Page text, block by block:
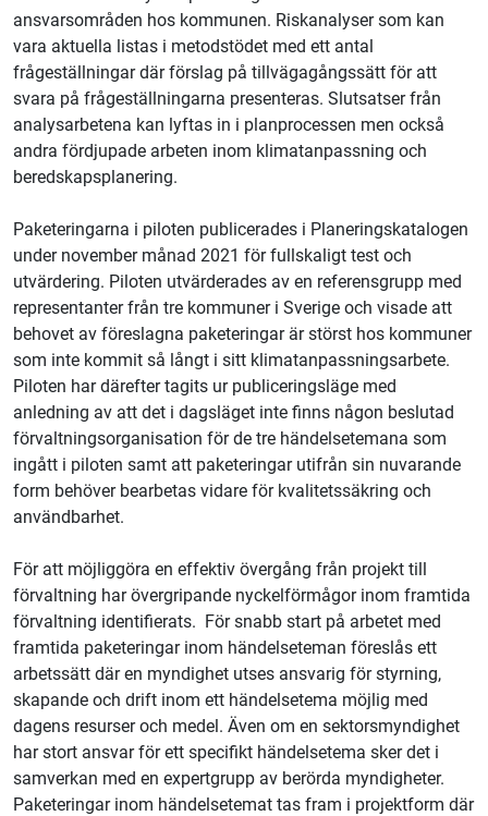
ansvarsområden hos kommunen. Riskanalyser som kan
vara aktuella listas i metodstödet med ett antal
frågeställningar där förslag på tillvägagångssätt för att
svara på frågeställningarna presenteras. Slutsatser från
analysarbetena kan lyftas in i planprocessen men också
andra fördjupade arbeten inom klimatanpassning och
beredskapsplanering.
Paketeringarna i piloten publicerades i Planeringskatalogen
under november månad 2021 för fullskaligt test och
utvärdering. Piloten utvärderades av en referensgrupp med
representanter från tre kommuner i Sverige och visade att
behovet av föreslagna paketeringar är störst hos kommuner
som inte kommit så långt i sitt klimatanpassningsarbete.
Piloten har därefter tagits ur publiceringsläge med
anledning av att det i dagsläget inte finns någon beslutad
förvaltningsorganisation för de tre händelsetemana som
ingått i piloten samt att paketeringar utifrån sin nuvarande
form behöver bearbetas vidare för kvalitetssäkring och
användbarhet.
För att möjliggöra en effektiv övergång från projekt till
förvaltning har övergripande nyckelförmågor inom framtida
förvaltning identifierats. För snabb start på arbetet med
framtida paketeringar inom händelseteman föreslås ett
arbetssätt där en myndighet utses ansvarig för styrning,
skapande och drift inom ett händelsetema möjlig med
dagens resurser och medel. Även om en sektorsmyndighet
har stort ansvar för ett specifikt händelsetema sker det i
samverkan med en expertgrupp av berörda myndigheter.
Paketeringar inom händelsetemat tas fram i projektform där